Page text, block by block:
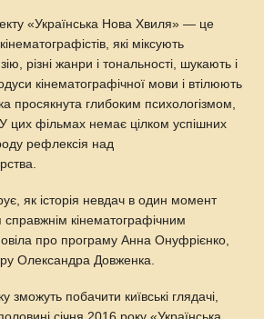
«Українська Нова Хвиля» — це
які міксують
різні жанри і тональності, шукають і
кінематографічної мови і втілюють
просякнута глибоким психологізмом,
У цих фільмах немає цілком успішних
рефлексія над
як історія невдач в один момент
кінематографічним
про програму Анна Онуфрієнко,
Олександра Довженка.
зможуть побачити київські глядачі,